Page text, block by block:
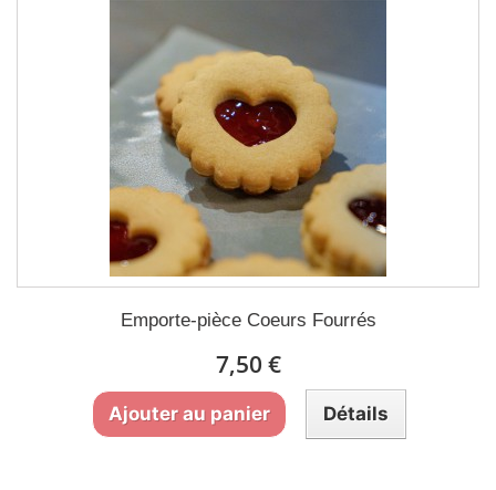
Emporte-pièce Coeurs Fourrés
7,50 €
Ajouter au panier Détails